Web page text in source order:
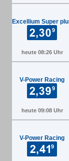
Excellium Super
heute 08:26 Uhr
V-Power Racing
heute 09:08 Uhr
V-Power Racing